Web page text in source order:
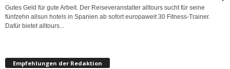
Gutes Geld für gute Arbeit. Der Reiseveranstalter alltours sucht für seine
fünfzehn allsun hotels in Spanien ab sofort europaweit 30 Fitness-Trainer.
Dafür bietet alltours...
Empfehlungen der Redaktion